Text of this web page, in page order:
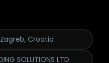
Croatia
SOLUTIONS LTD